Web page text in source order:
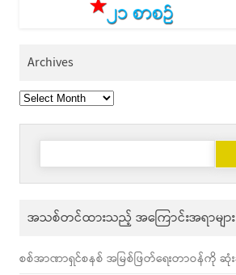
Archives
Archives
Search
အသစ်တင်ထားသည့် အကြောင်းအရာများ
စစ်အာဏာရှင်စနစ် အမြစ်ဖြတ်ရေးတာဝန်ကို ဆုံ